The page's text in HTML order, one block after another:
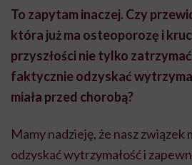
To zapytam inaczej. Czy
która już ma osteoporozę i
przyszłości nie tylko
faktycznie odzyskać
miała przed chorobą?
Mamy nadzieję, że nasz związek
odzyskać wytrzymałość i